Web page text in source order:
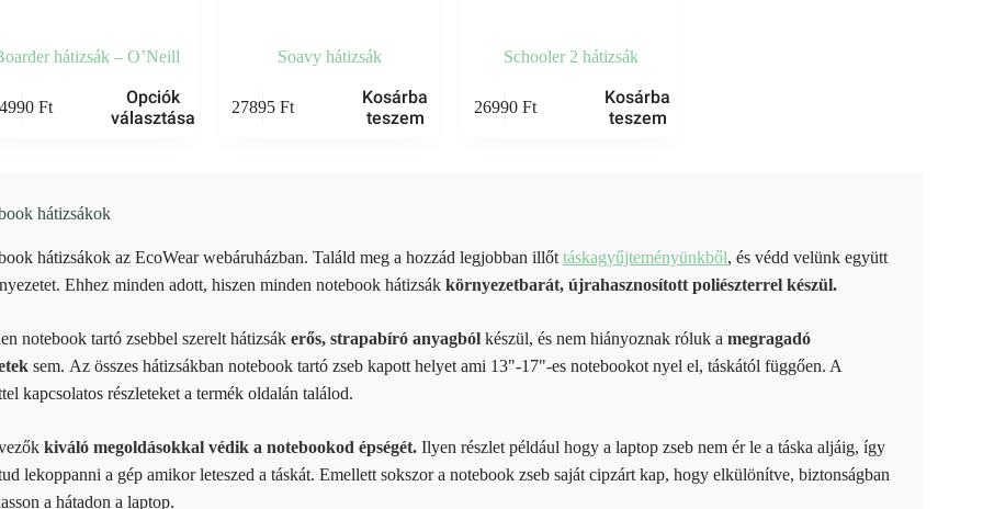
hátizsák – O’Neill
Ft
Opciók
választása
Soavy hátizsák
27895Ft
Kosárba
teszem
Schooler 2 hátizsák
26990Ft
Kosárba
teszem
hátizsákok
hátizsákok az EcoWear webáruházban. Találd meg a hozzád legjobban illőt táskagyűjteményünkből, és védd velünk együtt
Ehhez minden adott, hiszen minden notebook hátizsák környezetbarát, újrahasznosított poliészterrel készül.
notebook tartó zsebbel szerelt hátizsák erős, strapabíró anyagbólkészül, és nem hiányoznak róluk a megragadó
sem. Az összes hátizsákban notebook tartó zseb kapott helyet ami 13"-17"-es notebookot nyel el, táskától függően. A
kapcsolatos részleteket a termék oldalán találod.
kiváló megoldásokkal védik a notebookod épségét.Ilyen részlet például hogy a laptop zseb nem ér le a táska aljáig, így
lekoppanni a gép amikor leteszed a táskát. Emellett sokszor a notebook zseb saját cipzárt kap, hogy elkülönítve, biztonságban
a hátadon a laptop.